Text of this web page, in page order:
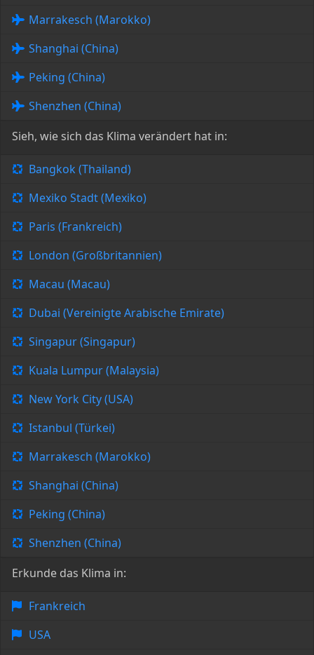
Marrakesch (Marokko)
Shanghai (China)
Peking (China)
Shenzhen (China)
Sieh, wie sich das Klima verändert hat in:
Bangkok (Thailand)
Mexiko Stadt (Mexiko)
Paris (Frankreich)
London (Großbritannien)
Macau (Macau)
Dubai (Vereinigte Arabische Emirate)
Singapur (Singapur)
Kuala Lumpur (Malaysia)
New York City (USA)
Istanbul (Türkei)
Marrakesch (Marokko)
Shanghai (China)
Peking (China)
Shenzhen (China)
Erkunde das Klima in:
Frankreich
USA